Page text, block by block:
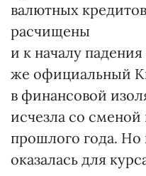
валютных
расчищены
и к началу
же официальный
в финансовой
исчезла со сменой
прошлого года. Но
оказалась для